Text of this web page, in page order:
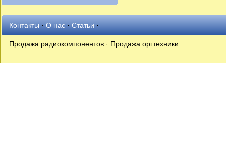
Контакты·О нас·Статьи·
Продажа радиокомпонентов · Продажа оргтехники